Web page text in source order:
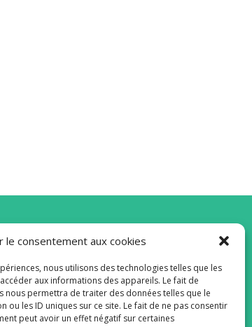
le consentement aux cookies
nous utilisons des technologies telles que les
aux informations des appareils. Le fait de
nous permettra de traiter des données telles que le
ou les ID uniques sur ce site. Le fait de ne pas consentir
peut avoir un effet négatif sur certaines
Newsletter